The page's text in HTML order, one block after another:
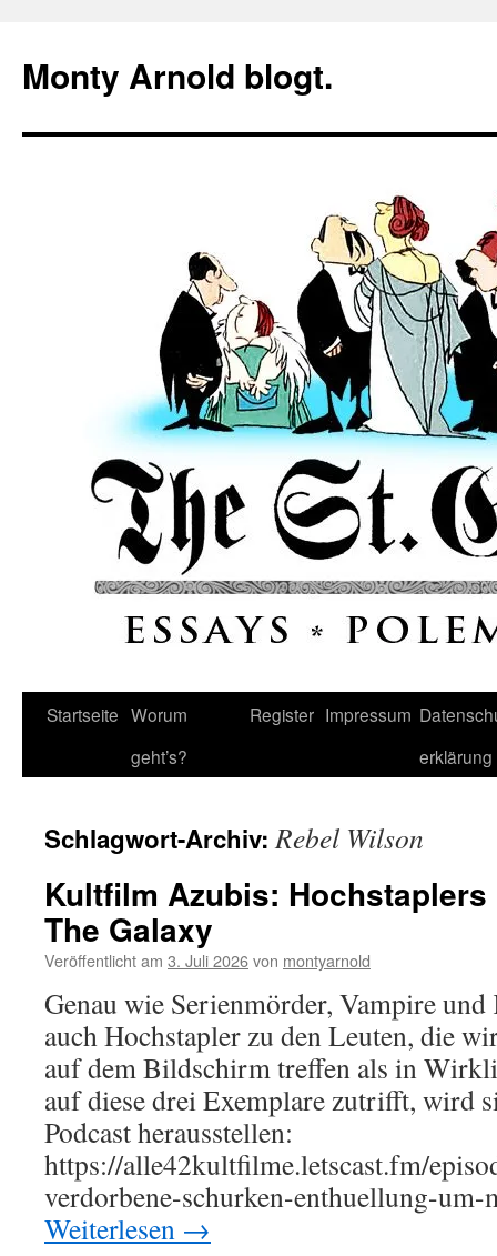
springen
Monty Arnold blogt.
Startseite Worum
geht’s?
Register Impressum
erklärung
Schlagwort-Archiv:Rebel Wilson
Kultfilm Azubis:
The Galaxy
Veröffentlicht am 3. Juli 2026von montyarnold
Genau wie Serienmörder, Vampire
auch Hochstapler zu den Leuten, die
auf dem Bildschirm treffen als in
auf diese drei Exemplare zutrifft, wird
Podcast herausstellen:
https://alle42kultfilme.letscast.fm/
verdorbene-schurken-enthuellung-
Weiterlesen →